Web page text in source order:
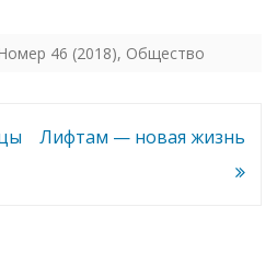
Номер 46 (2018), Общество
Лифтам — новая жизнь